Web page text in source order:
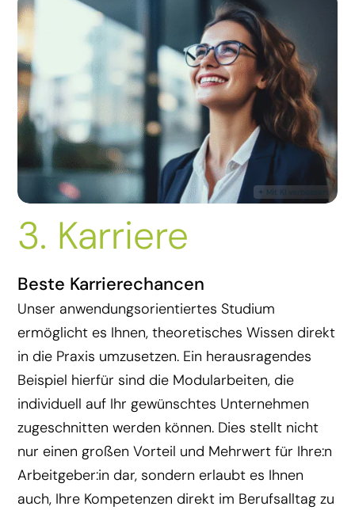
3. Karriere
Beste Karrierechancen
Unser anwendungsorientiertes Studium
ermöglicht es Ihnen, theoretisches Wissen direkt
in die Praxis umzusetzen. Ein herausragendes
Beispiel hierfür sind die Modularbeiten, die
individuell auf Ihr gewünschtes Unternehmen
zugeschnitten werden können. Dies stellt nicht
nur einen großen Vorteil und Mehrwert für Ihre:n
Arbeitgeber:in dar, sondern erlaubt es Ihnen
auch, Ihre Kompetenzen direkt im Berufsalltag zu